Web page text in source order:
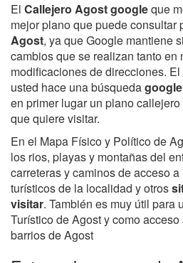
El Callejero Agost googleque
mejor plano que puede consultar
Agost, ya que Google mantiene
cambios que se realizan tanto en
modificaciones de direcciones.
usted hace una búsqueda
en primer lugar un plano
que quiere visitar.
En el Mapa Físico y Político de
los rios, playas y montañas del
carreteras y caminos de acceso
turísticos de la localidad y otros
visitar. También es muy útil para
Turístico de Agost y como
barrios de Agost